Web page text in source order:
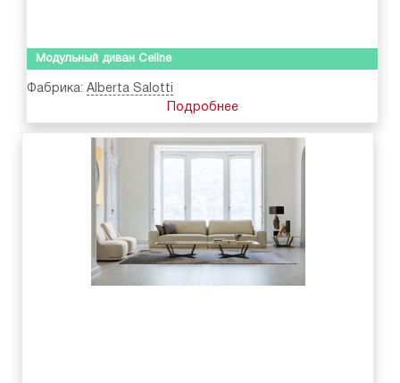
Модульный диван Celine
Фабрика: Alberta Salotti
Подробнее